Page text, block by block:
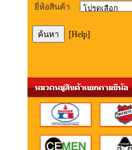
ยี่ห้อสินค้า
[Help]